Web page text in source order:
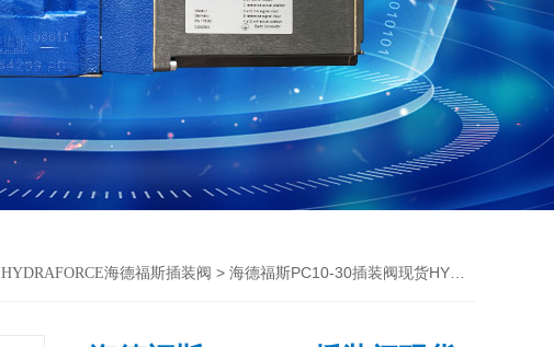
HYDRAFORCE海德福斯插装阀 > 海德福斯PC10-30插装阀现货HYDRAFORCE样本